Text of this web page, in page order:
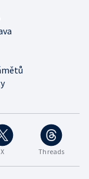
X Threads